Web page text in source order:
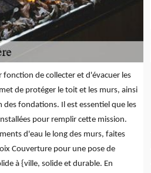
fonction de collecter et d'évacuer les
de protéger le toit et les murs, ainsi
des fondations. Il est essentiel que les
pour remplir cette mission.
d'eau le long des murs, faites
Couverture pour une pose de
à {ville, solide et durable. En